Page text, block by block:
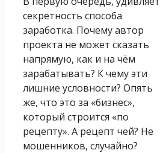
секретность способа
заработка. Почему автор
проекта не может сказать
напрямую, как и на чём
зарабатывать? К чему эти
лишние условности? Опять
же, что это за «бизнес»,
который строится «по
рецепту». А рецепт чей? Не
мошенников, случайно?